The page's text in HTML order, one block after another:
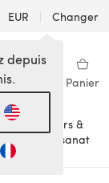
EUR | Changer
Panier
Loisirs &
Artisanat
depuis